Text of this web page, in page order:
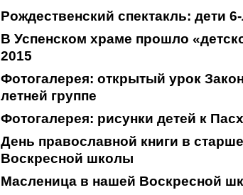
Рождественский спектакль: дети
В Успенском храме прошло
2015
Фотогалерея: открытый урок
летней группе
Фотогалерея: рисунки детей к
День православной книги в
Воскресной школы
Масленица в нашей Воскресной